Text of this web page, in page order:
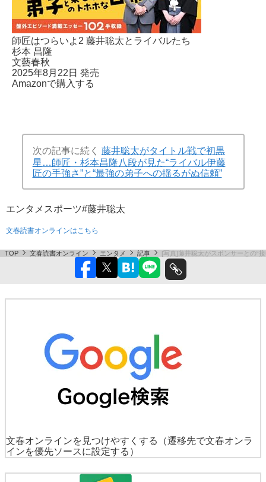
師匠はつらいよ2 藤井聡太とライバルたち
杉本 昌隆
文藝春秋
2025年8月22日 発売
Amazonで購入する
次の記事に続く 藤井聡太がタイトル戦で初黒
星…師匠・杉本昌隆八段が見た“ライバル伊藤
匠の手強さ”と“最強の弟子への揺るがぬ信頼”
エンタメ スポーツ#藤井聡太
文春読書オンラインはこちら
TOP 文春読書オンライン エンタメ 記事 [写真]藤井聡太がスポンサーとの“
文春オンラインを見つけやすくする
（遷移先で文春オンラ
インを優先ソースに設定する）